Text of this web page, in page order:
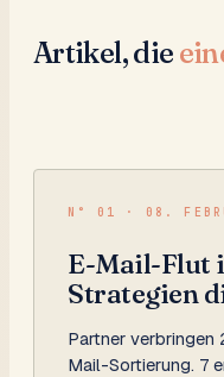
Artikel, die
N° 01 · 08.
E-Mail-Flut
Strategien
Partner verbringen
Mail-Sortierung. 7